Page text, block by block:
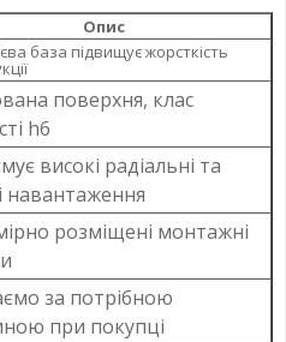
Опис
база підвищує жорсткість
поверхня, клас
h6
високі радіальні та
навантаження
розміщені монтажні
за потрібною
при покупці